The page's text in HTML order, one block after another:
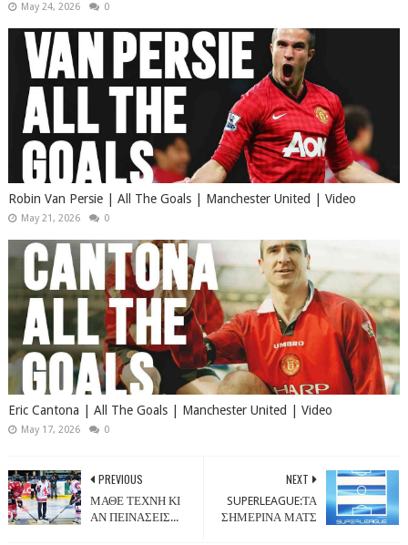
May 24, 2026 0
Robin Van Persie | All The Goals | Manchester United | Video
May 21, 2026 0
Eric Cantona | All The Goals | Manchester United | Video
May 17, 2026 0
NEXT
SUPERLEAGUE:ΤΑ
ΣΗΜΕΡΙΝΑ ΜΑΤΣ
PREVIOUS
ΜΑΘΕ ΤΕΧΝΗ ΚΙ
ΑΝ ΠΕΙΝΑΣΕΙΣ...